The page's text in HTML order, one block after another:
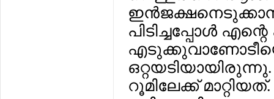
പിടിച്ചപ്പോള്‍
റൂമിലേക്ക്